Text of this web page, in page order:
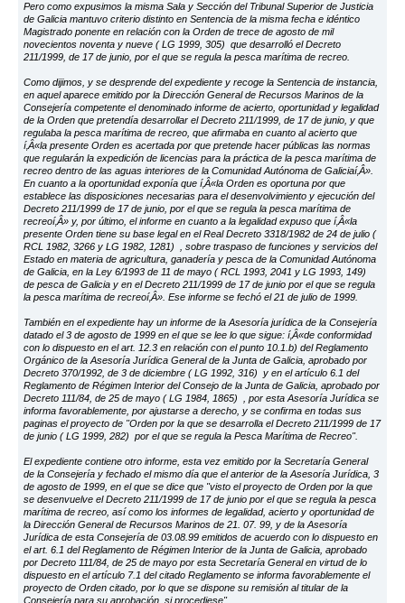
Pero como expusimos la misma Sala y Sección del Tribunal Superior de Justicia
de Galicia mantuvo criterio distinto en Sentencia de la misma fecha e idéntico
Magistrado ponente en relación con la Orden de trece de agosto de mil
novecientos noventa y nueve ( LG 1999, 305) que desarrolló el Decreto
211/1999, de 17 de junio, por el que se regula la pesca marítima de recreo.
Como dijimos, y se desprende del expediente y recoge la Sentencia de instancia,
en aquel aparece emitido por la Dirección General de Recursos Marinos de la
Consejería competente el denominado informe de acierto, oportunidad y legalidad
de la Orden que pretendía desarrollar el Decreto 211/1999, de 17 de junio, y que
regulaba la pesca marítima de recreo, que afirmaba en cuanto al acierto que
í‚Â«la presente Orden es acertada por que pretende hacer públicas las normas
que regularán la expedición de licencias para la práctica de la pesca marítima de
recreo dentro de las aguas interiores de la Comunidad Autónoma de Galiciaí‚Â».
En cuanto a la oportunidad exponía que í‚Â«la Orden es oportuna por que
establece las disposiciones necesarias para el desenvolvimiento y ejecución del
Decreto 211/1999 de 17 de junio, por el que se regula la pesca marítima de
recreoí‚Â» y, por último, el informe en cuanto a la legalidad expuso que í‚Â«la
presente Orden tiene su base legal en el Real Decreto 3318/1982 de 24 de julio (
RCL 1982, 3266 y LG 1982, 1281) , sobre traspaso de funciones y servicios del
Estado en materia de agricultura, ganadería y pesca de la Comunidad Autónoma
de Galicia, en la Ley 6/1993 de 11 de mayo ( RCL 1993, 2041 y LG 1993, 149)
de pesca de Galicia y en el Decreto 211/1999 de 17 de junio por el que se regula
la pesca marítima de recreoí‚Â». Ese informe se fechó el 21 de julio de 1999.
También en el expediente hay un informe de la Asesoría jurídica de la Consejería
datado el 3 de agosto de 1999 en el que se lee lo que sigue: í‚Â«de conformidad
con lo dispuesto en el art. 12.3 en relación con el punto 10.1.b) del Reglamento
Orgánico de la Asesoría Jurídica General de la Junta de Galicia, aprobado por
Decreto 370/1992, de 3 de diciembre ( LG 1992, 316) y en el artículo 6.1 del
Reglamento de Régimen Interior del Consejo de la Junta de Galicia, aprobado por
Decreto 111/84, de 25 de mayo ( LG 1984, 1865) , por esta Asesoría Jurídica se
informa favorablemente, por ajustarse a derecho, y se confirma en todas sus
paginas el proyecto de "Orden por la que se desarrolla el Decreto 211/1999 de 17
de junio ( LG 1999, 282) por el que se regula la Pesca Marítima de Recreo".
El expediente contiene otro informe, esta vez emitido por la Secretaría General
de la Consejería y fechado el mismo día que el anterior de la Asesoría Jurídica, 3
de agosto de 1999, en el que se dice que "visto el proyecto de Orden por la que
se desenvuelve el Decreto 211/1999 de 17 de junio por el que se regula la pesca
marítima de recreo, así como los informes de legalidad, acierto y oportunidad de
la Dirección General de Recursos Marinos de 21. 07. 99, y de la Asesoría
Jurídica de esta Consejería de 03.08.99 emitidos de acuerdo con lo dispuesto en
el art. 6.1 del Reglamento de Régimen Interior de la Junta de Galicia, aprobado
por Decreto 111/84, de 25 de mayo por esta Secretaría General en virtud de lo
dispuesto en el artículo 7.1 del citado Reglamento se informa favorablemente el
proyecto de Orden citado, por lo que se dispone su remisión al titular de la
Consejería para su aprobación, si procediese".